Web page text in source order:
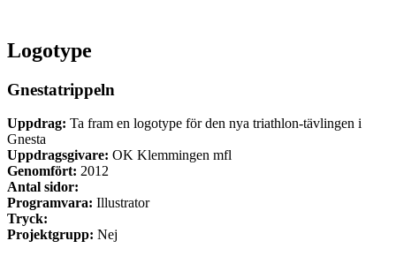
Logotype
Gnestatrippeln
Uppdrag: Ta fram en logotype för den nya triathlon-tävlingen i
Gnesta
Uppdragsgivare: OK Klemmingen mfl
Genomfört: 2012
Antal sidor:
Programvara: Illustrator
Tryck:
Projektgrupp: Nej